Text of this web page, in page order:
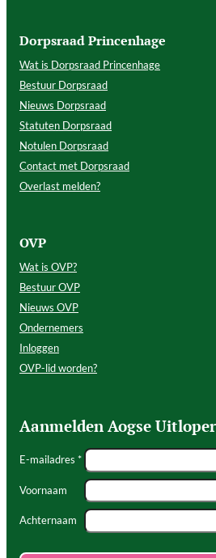
Dorpsraad Princenhage
Wat is Dorpsraad Princenhage
Bestuur Dorpsraad
Nieuws Dorpsraad
Statuten Dorpsraad
Notulen Dorpsraad
Contact met Dorpsraad
Overlast melden?
OVP
Wat is OVP?
Bestuur OVP
Nieuws OVP
Ondernemers
Inloggen
OVP-lid worden?
Aanmelden Aogse Uitloper
E-mailadres *
Voornaam
Achternaam